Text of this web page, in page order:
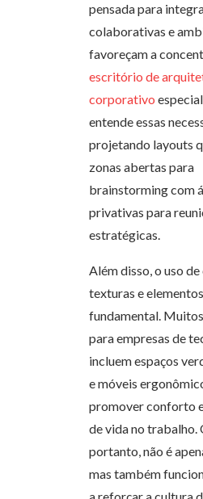
pensada para
colaborativas e
favoreçam a
escritório de
corporativo
entende essas
projetando layouts
zonas abertas para
brainstorming com
privativas para
estratégicas.
Além disso, o uso de
texturas e
fundamental.
para empresas de
incluem espaços
e móveis
promover conforto
de vida no trabalho.
portanto, não é
mas também